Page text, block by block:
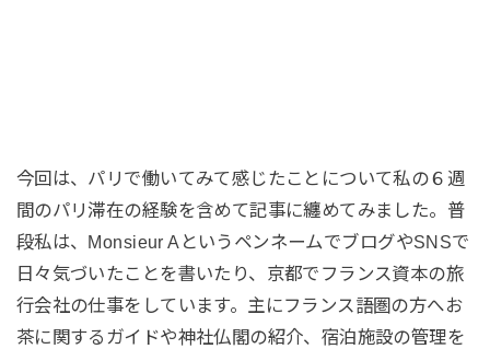
今回は、パリで働いてみて感じたことについて私の６週
間のパリ滞在の経験を含めて記事に纏めてみました。普
段私は、Monsieur AというペンネームでブログやSNSで
日々気づいたことを書いたり、京都でフランス資本の旅
行会社の仕事をしています。主にフランス語圏の方へお
茶に関するガイドや神社仏閣の紹介、宿泊施設の管理を